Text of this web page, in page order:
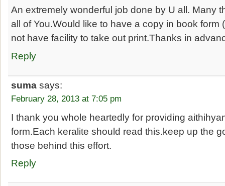
An extremely wonderful job done by U all. Many
all of You.Would like to have a copy in book form
not have facility to take out print.Thanks in
Reply
suma says:
February 28, 2013 at 7:05 pm
I thank you whole heartedly for providing
form.Each keralite should read this.keep up the
those behind this effort.
Reply